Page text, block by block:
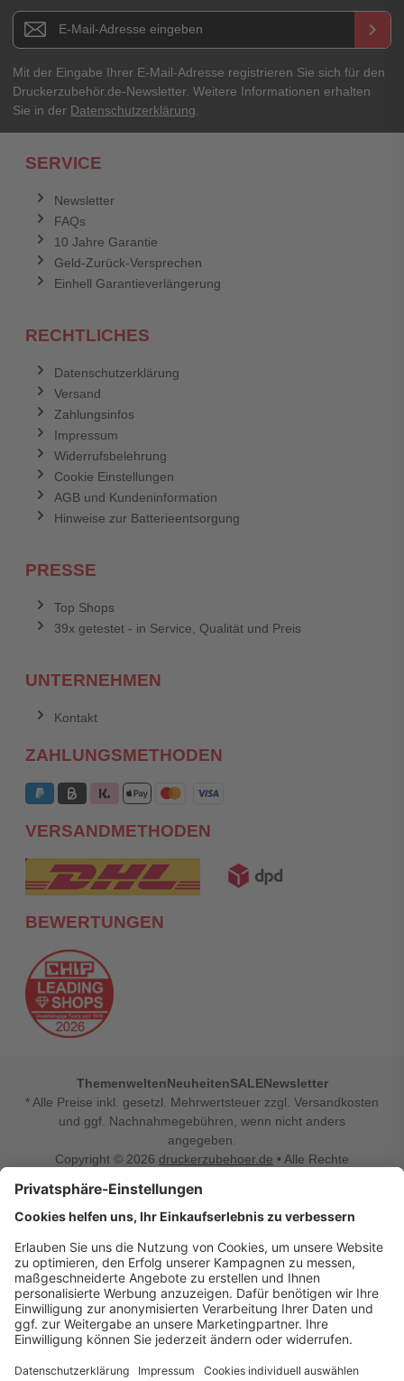
Newsletter E-Mail Adresse keyboard_arrow_right
Mit der Eingabe Ihrer E-Mail-Adresse registrieren Sie sich für den
Druckerzubehör.de-Newsletter. Weitere Informationen erhalten
Sie in der Datenschutzerklärung
SERVICE
Newsletter
FAQs
10 Jahre Garantie
Geld-Zurück-Versprechen
Einhell Garantieverlängerung
RECHTLICHES
Datenschutzerklärung
Versand
Zahlungsinfos
Impressum
Widerrufsbelehrung
Cookie Einstellungen
AGB und Kundeninformation
Hinweise zur Batterieentsorgung
PRESSE
Top Shops
39x getestet - in Service, Qualität und Preis
UNTERNEHMEN
Kontakt
ZAHLUNGSMETHODEN
VERSANDMETHODEN
BEWERTUNGEN
ThemenweltenNeuheitenSALENewsletter
* Alle Preise inkl. gesetzl. Mehrwertsteuer zzgl. Versandkosten
und ggf. Nachnahmegebühren, wenn nicht anders
angegeben.
Copyright © 2026 druckerzubehoer.de • Alle Rechte
Vertrag widerrufen
Druckerzubehoer.de – preiswerte Qualität für Ihr Office
Sie sind auf der Suche nach dem passenden Druckerzubehör
oder Zubehör für das Büro, den Computer oder Ihr
Smartphone? Dann sind Sie bei Druckerzubehoer.de genau
richtig! Unser breites Sortiment bietet unter anderem Tinte
und Toner für alle gängigen Druckermodelle – großer sowie
kleiner Hersteller. Zugleich sind wir Ihr Online Fachhandel für
einrichten, die Werkstatt ausstatten oder den Alltag mit